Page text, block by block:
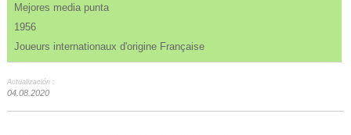
Mejores media punta
1956
Joueurs internationaux d'origine Française
Actualización :
04.08.2020